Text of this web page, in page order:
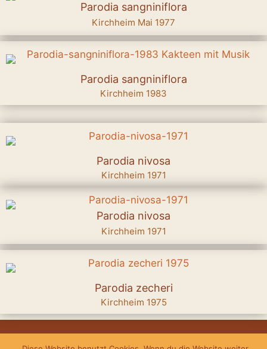
Parodia sangniniflora
Kirchheim Mai 1977
Parodia sangniniflora
Kirchheim 1983
Parodia nivosa
Kirchheim 1971
Parodia nivosa
Kirchheim 1971
Parodia zecheri
Kirchheim 1975